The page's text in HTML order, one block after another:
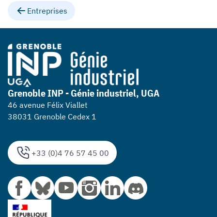
Entreprises
+33 (0)4 76 57 45 00
Grenoble INP - Génie industriel, UGA
46 avenue Félix Viallet
38031 Grenoble Cedex 1